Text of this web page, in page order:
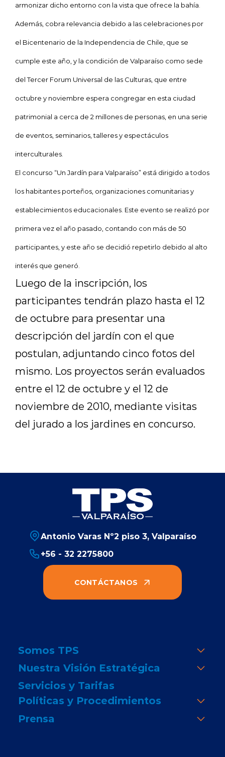
armonizar dicho entorno con la vista que ofrece la bahía.
Además, cobra relevancia debido a las celebraciones por
el Bicentenario de la Independencia de Chile, que se
cumple este año, y la condición de Valparaíso como sede
del Tercer Forum Universal de las Culturas, que entre
octubre y noviembre espera congregar en esta ciudad
patrimonial a cerca de 2 millones de personas, en una serie
de eventos, seminarios, talleres y espectáculos
interculturales.
El concurso “Un Jardín para Valparaíso” está dirigido a todos
los habitantes porteños, organizaciones comunitarias y
establecimientos educacionales. Este evento se realizó por
primera vez el año pasado, contando con más de 50
participantes, y este año se decidió repetirlo debido al alto
interés que generó.
Luego de la inscripción, los
participantes tendrán plazo hasta el 12
de octubre para presentar una
descripción del jardín con el que
postulan, adjuntando cinco fotos del
mismo. Los proyectos serán evaluados
entre el 12 de octubre y el 12 de
noviembre de 2010, mediante visitas
del jurado a los jardines en concurso.
Antonio Varas Nº2 piso 3, Valparaíso
+56 - 32 2275800
CONTÁCTANOS
Somos TPS
Nuestra Visión Estratégica
Servicios y Tarifas
Políticas y Procedimientos
Prensa